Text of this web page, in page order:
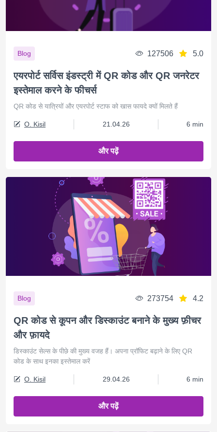
Blog 127506 5.0
एयरपोर्ट सर्विस इंडस्ट्री में QR कोड और QR जनरेटर
इस्तेमाल करने के फीचर्स
QR कोड से यात्रियों और एयरपोर्ट स्टाफ को खास फायदे क्यों मिलते हैं
O. Kisil 21.04.26 6 min
और पढ़ें
Blog 273754 4.2
QR कोड से कूपन और डिस्काउंट बनाने के मुख्य फ़ीचर
और फ़ायदे
डिस्काउंट सेल्स के पीछे की मुख्य वजह हैं। अपना प्रॉफिट बढ़ाने के लिए QR
कोड के साथ इनका इस्तेमाल करें
O. Kisil 29.04.26 6 min
और पढ़ें